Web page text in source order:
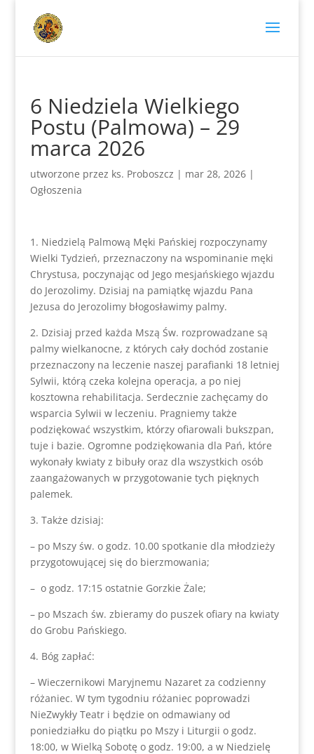
6 Niedziela Wielkiego
Postu (Palmowa) – 29
marca 2026
utworzone przez ks. Proboszcz | mar 28, 2026|
Ogłoszenia
1. Niedzielą Palmową Męki Pańskiej rozpoczynamy
Wielki Tydzień, przeznaczony na wspominanie męki
Chrystusa, poczynając od Jego mesjańskiego wjazdu
do Jerozolimy. Dzisiaj na pamiątkę wjazdu Pana
Jezusa do Jerozolimy błogosławimy palmy.
2. Dzisiaj przed każda Mszą Św. rozprowadzane są
palmy wielkanocne, z których cały dochód zostanie
przeznaczony na leczenie naszej parafianki 18 letniej
Sylwii, którą czeka kolejna operacja, a po niej
kosztowna rehabilitacja. Serdecznie zachęcamy do
wsparcia Sylwii w leczeniu. Pragniemy także
podziękować wszystkim, którzy ofiarowali bukszpan,
tuje i bazie. Ogromne podziękowania dla Pań, które
wykonały kwiaty z bibuły oraz dla wszystkich osób
zaangażowanych w przygotowanie tych pięknych
palemek.
3. Także dzisiaj:
– po Mszy św. o godz. 10.00 spotkanie dla młodzieży
przygotowującej się do bierzmowania;
– o godz. 17:15 ostatnie Gorzkie Żale;
– po Mszach św. zbieramy do puszek ofiary na kwiaty
do Grobu Pańskiego.
4. Bóg zapłać:
– Wieczernikowi Maryjnemu Nazaret za codzienny
różaniec. W tym tygodniu różaniec poprowadzi
NieZwykły Teatr i będzie on odmawiany od
poniedziałku do piątku po Mszy i Liturgii o godz.
18:00, w Wielką Sobotę o godz. 19:00, a w Niedzielę